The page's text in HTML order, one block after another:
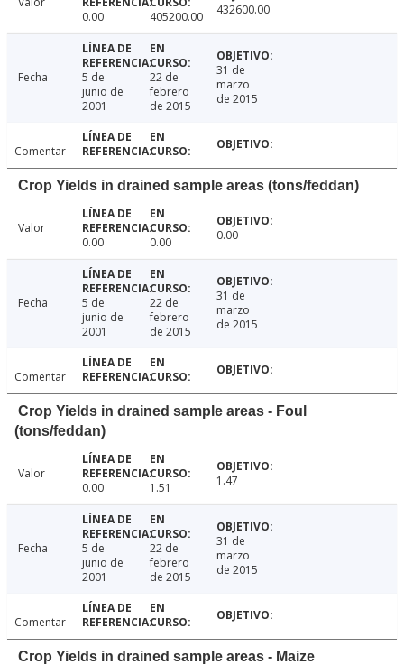
0.00
405200.00 432600.00
Fecha
5 de
junio de
2001
22 de
febrero
de 2015
31 de
marzo
de 2015
Comentar
Crop Yields in drained sample areas (tons/feddan)
Valor
0.00
0.00 0.00
Fecha
5 de
junio de
2001
22 de
febrero
de 2015
31 de
marzo
de 2015
Comentar
Crop Yields in drained sample areas - Foul
(tons/feddan)
Valor
0.00
1.51 1.47
Fecha
5 de
junio de
2001
22 de
febrero
de 2015
31 de
marzo
de 2015
Comentar
Crop Yields in drained sample areas - Maize